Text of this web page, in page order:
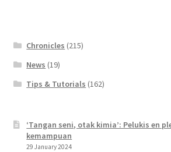
Chronicles (215)
News (19)
Tips & Tutorials (162)
‘Tangan seni, otak kimia’: Pelukis en
kemampuan
29 January 2024